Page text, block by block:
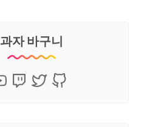
과자 바구니